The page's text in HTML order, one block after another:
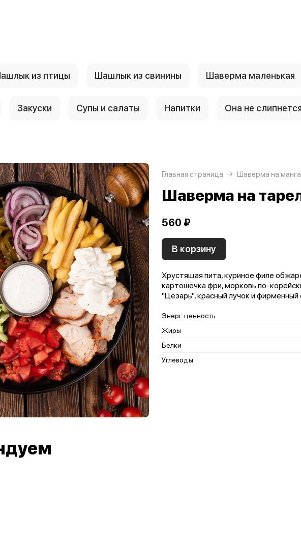
из птицы Шашлык из свинины Шаверма маленькая
Закуски Супы и салаты Напитки Она не слипнется
Главная страница Шаверма на
Шаверма на
560 ₽
В корзину
Хрустящая пита, куриное филе
картошечка фри, морковь по-
"Цезарь", красный лучок и фирменный
Энерг. ценность
Жиры
Белки
Углеводы